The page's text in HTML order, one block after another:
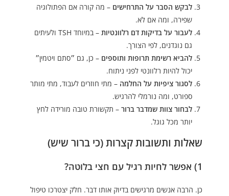
לבקש הסבר על התרחישים – מה קורה אם הפתולוגיה
שפירה, ומה אם לא.
לעבור על בדיקות דם רלוונטיות
– במיוחד TSH ולעיתים
גם נוגדנים, לפי הצורך.
להביא רשימת תרופות ותוספים – כן, גם ״סתם ויטמין״
יכול להיות רלוונטי לפני ניתוח.
לסגור ציפיות על החלמה – מתי חוזרים לעבוד, מתי מותר
ספורט, ומה נורמלי להרגיש.
לבחור צוות שמדבר ברור – תקשורת טובה מורידה לחץ
יותר מכל גוגל.
שאלות ותשובות קצרות (כי ברור שיש)
1) אפשר לחיות רגיל עם חצי בלוטה?
כן. הרבה אנשים מרגישים בדיוק אותו דבר. חלק יצטרכו טיפול